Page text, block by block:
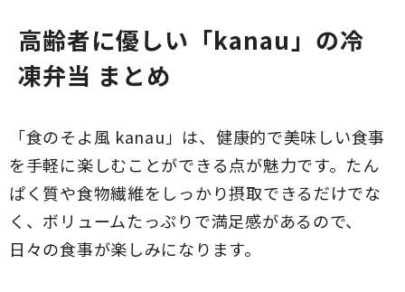
飲み物に混ぜるだけで簡単に摂取で
きるので、毎日の栄養補助におすす
高齢者に優しい「kanau」の冷
凍弁当 まとめ
「食のそよ風 kanau」は、健康的で美味しい食事
を手軽に楽しむことができる点が魅力です。たん
ぱく質や食物繊維をしっかり摂取できるだけでな
く、ボリュームたっぷりで満足感があるので、
日々の食事が楽しみになります。